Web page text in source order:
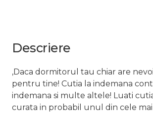
Descriere
,Daca dormitorul tau chiar are
pentru tine! Cutia la indemana
indemana si multe altele! Luati
curata in probabil unul din cele